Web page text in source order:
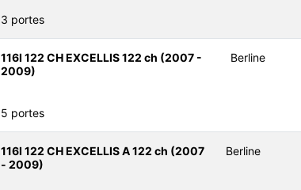
3 portes
116I 122 CH EXCELLIS 122 ch (2007 -
2009)
Berline
5 portes
116I 122 CH EXCELLIS A 122 ch (2007
- 2009)
Berline